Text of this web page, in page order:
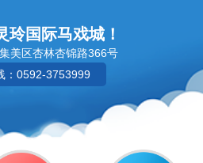
玲国际马戏城！
美区杏林杏锦路366号
：0592-3753999